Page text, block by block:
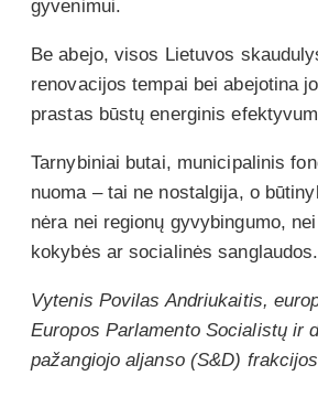
gyvenimui.
Be abejo, visos Lietuvos
renovacijos tempai bei abejotina
prastas būstų energinis
Tarnybiniai butai, municipalinis
nuoma – tai ne nostalgija, o
nėra nei regionų gyvybingumo,
kokybės ar socialinės sanglaudos.
Vytenis Povilas Andriukaitis,
Europos Parlamento Socialistų ir
pažangiojo aljanso (S&D)